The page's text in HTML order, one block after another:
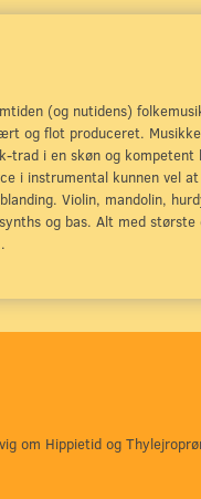
(og nutidens)
og flot produceret.
trad i en skøn og kompetent
i instrumental kunnen vel
Violin, mandolin,
og bas. Alt med største
om Hippietid og